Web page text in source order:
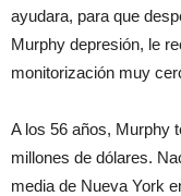
ayudara, para que
Murphy depresión, le
monitorización muy
A los 56 años, Murphy
millones de dólares.
media de Nueva York